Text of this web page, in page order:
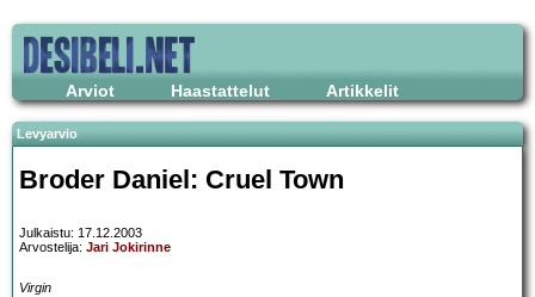
Arviot Haastattelut Artikkelit
Levyarvio
Broder Daniel: Cruel Town
Julkaistu: 17.12.2003
Arvostelija: Jari Jokirinne
Virgin